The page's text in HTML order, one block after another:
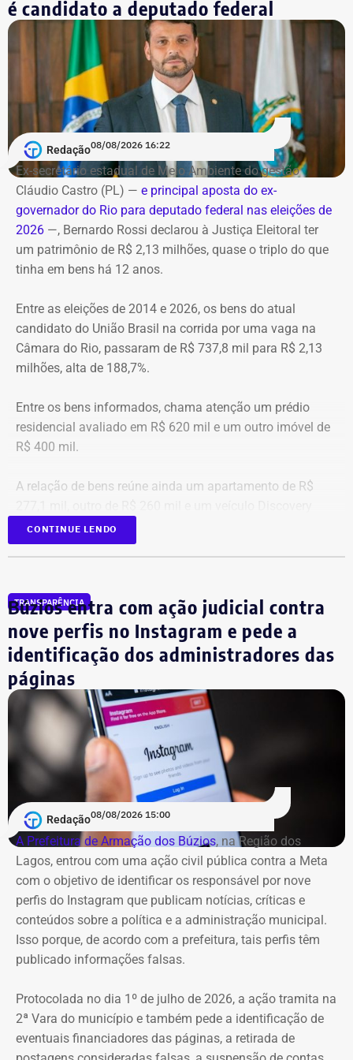
finais.
Serviço
Debate entre candidatos ao governo do estado do Rio de
Janeiro
Data: domingo, 09 de agosto de 2026
Horário: 20h
Transmissão: Canal Band, BandNews FM e YouTube do
TEMPO REAL
Pré-hora: 19h, com cobertura especial pelo YouTube do
TEMPO REAL
Bombeiros encontraram as vítimas
carbonizadas
O helicóptero explodiu ao cair na encosta, e chamas se
alastraram pela mata. De acordo com o Corpo de
Bombeiros, agentes especializados em combate a
incêndios florestais foram mobilizados e conseguiram
controlar o fogo.
A operação mobilizou cerca de 40 militares, 11 viaturas e
4 unidades operacionais.
é candidato a deputado federal
Redação08/08/2026 16:22
Ex-secretário estadual de Meio Ambiente do gestão
Cláudio Castro (PL) — e principal aposta do ex-
governador do Rio para deputado federal nas eleições de
2026 —, Bernardo Rossi declarou à Justiça Eleitoral ter
um patrimônio de R$ 2,13 milhões, quase o triplo do que
tinha em bens há 12 anos.
Entre as eleições de 2014 e 2026, os bens do atual
candidato do União Brasil na corrida por uma vaga na
Câmara do Rio, passaram de R$ 737,8 mil para R$ 2,13
milhões, alta de 188,7%.
Entre os bens informados, chama atenção um prédio
residencial avaliado em R$ 620 mil e um outro imóvel de
R$ 400 mil.
A relação de bens reúne ainda um apartamento de R$
D300, ano 2023, declarado por R$ 330 mil. Também
aparecem na lista cerca de R$ 177 mil em aplicações e
CONTINUE LENDO
TRANSPARÊNCIA
Búzios entra com ação judicial contra
nove perfis no Instagram e pede a
identificação dos administradores das
páginas
Redação08/08/2026 15:00
A Prefeitura de Armação dos Búzios, na Região dos
Lagos, entrou com uma ação civil pública contra a Meta
com o objetivo de identificar os responsável por nove
perfis do Instagram que publicam notícias, críticas e
conteúdos sobre a política e a administração municipal.
Isso porque, de acordo com a prefeitura, tais perfis têm
publicado informações falsas.
Protocolada no dia 1º de julho de 2026, a ação tramita na
2ª Vara do município e também pede a identificação de
eventuais financiadores das páginas, a retirada de